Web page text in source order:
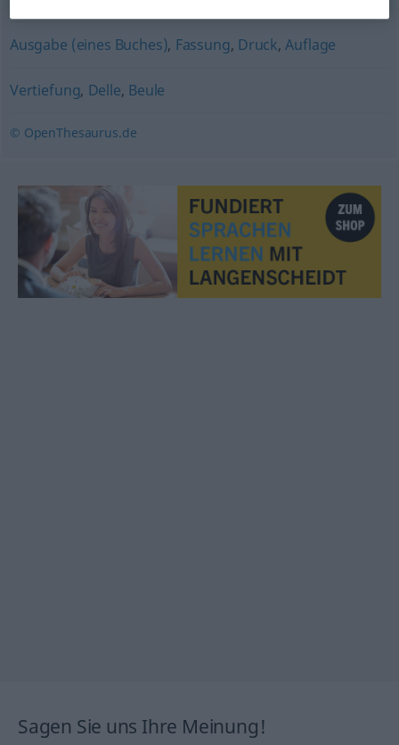
Ausgabe (eines Buches), Fassung, Druck,Auflage
Vertiefung, Delle, Beule
© OpenThesaurus.de
Sagen Sie uns Ihre Meinung!